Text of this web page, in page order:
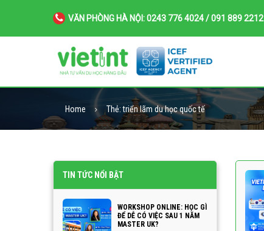
VĂN PHÒNG HÀ NỘI: 0243 776 4024 / 091 889 2212
Home Thẻ:triển lãm du học quốc tế
TIN TỨC NỔI BẬT
WORKSHOP ONLINE: HỌC GÌ
ĐỂ DỄ CÓ VIỆC SAU 1 NĂM
MASTER UK?